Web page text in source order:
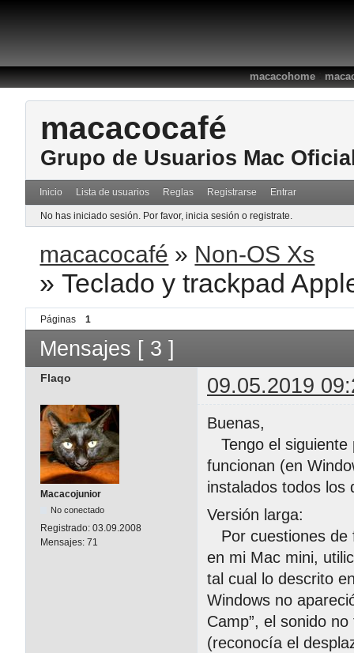
macacohome:
macacocafé
Grupo de Usuarios Mac
Inicio Lista de usuarios Reglas Registrarse Entrar
No has iniciado sesión. Por favor, inicia sesión o registrate.
macacocafé » Non-OS Xs
»Teclado y trackpad
Páginas 1
Mensajes [ 3 ]
Flaqo 09.05.2019
Macacojunior
No conectado
Registrado: 03.09.2008
Mensajes: 71
Buenas,
Tengo el siguiente
funcionan (en
instalados todos los
Versión larga:
Por cuestiones de
en mi Mac mini,
tal cual lo descrito
Windows no
Camp”, el sonido
(reconocía el